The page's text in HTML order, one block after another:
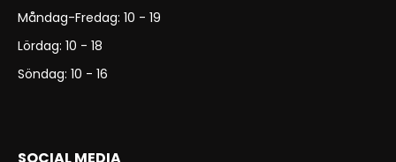
Måndag-Fredag: 10 - 19
Lördag: 10 - 18
Söndag: 10 - 16